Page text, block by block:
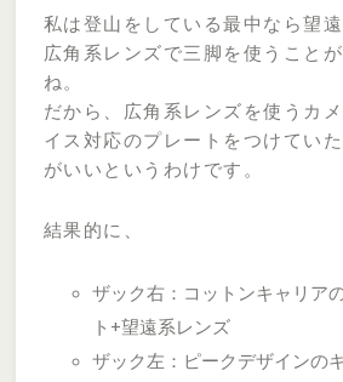
私は登山をしている最中なら望
広角系レンズで三脚を使うこと
ね。
だから、広角系レンズを使うカ
イス対応のプレートをつけてい
がいいというわけです。
結果的に、
ザック右：コットンキャリア
ト+望遠系レンズ
ザック左：ピークデザインの